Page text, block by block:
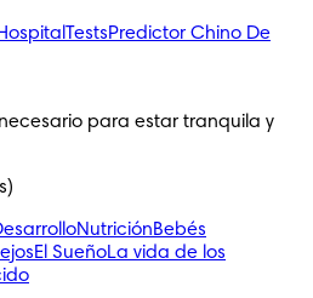
TestsPredictor Chino De
para estar tranquila y
NutriciónBebés
El SueñoLa vida de los